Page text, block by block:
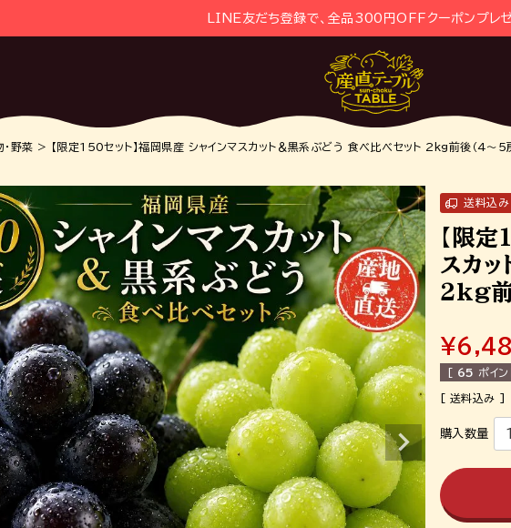
LINE友だち登録で、全品300円OFFクーポンプレゼ
・野菜 【限定150セット】福岡県産 シャインマスカット＆黒系ぶどう 食べ比べセット 2kg前後（4～5
【限
スカ
2kg前
送料込み
¥
[ 65 ポイ